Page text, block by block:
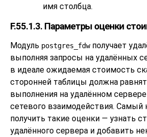
имя столбца.
F.55.1.3. Параметры оценки
Модуль postgres_fdwполучает
выполняя запросы на удалённых
в идеале ожидаемая стоимость
сторонней таблицы должна
выполнения на удалённом
сетевого взаимодействия.
получить такие оценки — узнать
удалённого сервера и добавить